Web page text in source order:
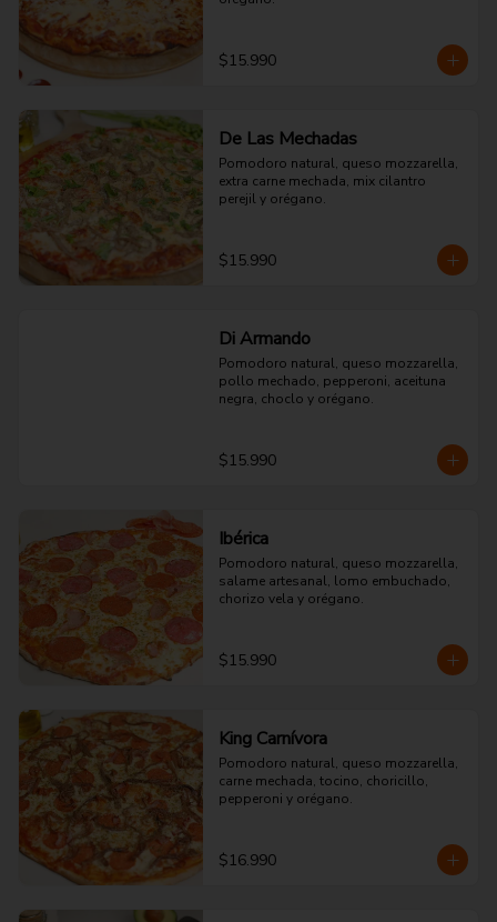
$15.990
De Las Mechadas
Pomodoro natural, queso mozzarella,
extra carne mechada, mix cilantro
perejil y orégano.
$15.990
Di Armando
Pomodoro natural, queso mozzarella,
pollo mechado, pepperoni, aceituna
negra, choclo y orégano.
$15.990
Ibérica
Pomodoro natural, queso mozzarella,
salame artesanal, lomo embuchado,
chorizo vela y orégano.
$15.990
King Carnívora
Pomodoro natural, queso mozzarella,
carne mechada, tocino, choricillo,
pepperoni y orégano.
$16.990